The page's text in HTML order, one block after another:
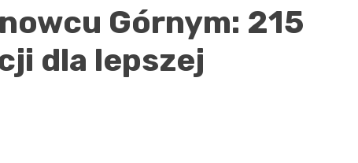
Górnym: 215
dla lepszej